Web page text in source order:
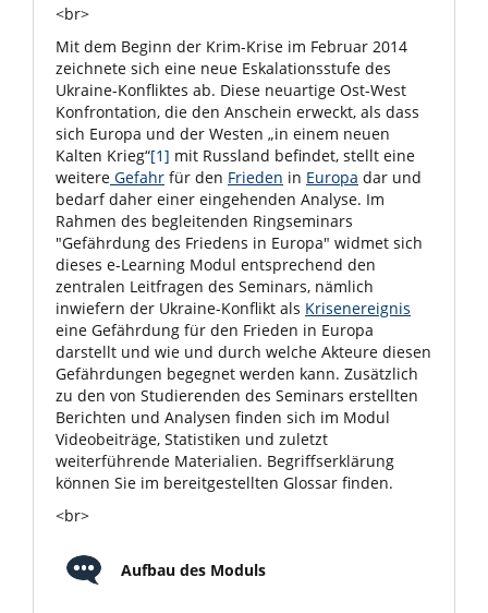
<br>
Mit dem Beginn der Krim-Krise im Februar 2014
zeichnete sich eine neue Eskalationsstufe des
Ukraine-Konfliktes ab. Diese neuartige Ost-West
Konfrontation, die den Anschein erweckt, als dass
sich Europa und der Westen „in einem neuen
Kalten Krieg“[1] mit Russland befindet, stellt eine
weitere Gefahr für den Frieden in Europa dar und
bedarf daher einer eingehenden Analyse. Im
Rahmen des begleitenden Ringseminars
"Gefährdung des Friedens in Europa" widmet sich
dieses e-Learning Modul entsprechend den
zentralen Leitfragen des Seminars, nämlich
inwiefern der Ukraine-Konflikt als Krisenereignis
eine Gefährdung für den Frieden in Europa
darstellt und wie und durch welche Akteure diesen
Gefährdungen begegnet werden kann. Zusätzlich
zu den von Studierenden des Seminars erstellten
Berichten und Analysen finden sich im Modul
Videobeiträge, Statistiken und zuletzt
weiterführende Materialien. Begriffserklärung
können Sie im bereitgestellten Glossar finden.
<br>
Aufbau des Moduls